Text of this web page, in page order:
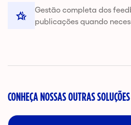
Gestão completa dos
publicações quando
CONHEÇA NOSSAS OUTRAS SOLUÇÕES